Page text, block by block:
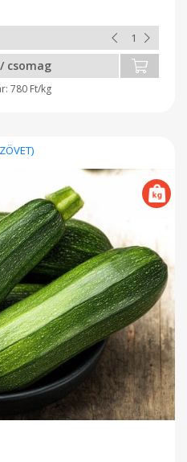
csomag
780 Ft/kg